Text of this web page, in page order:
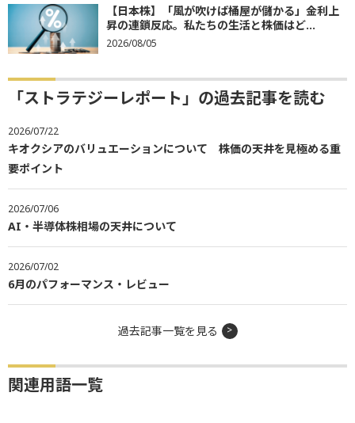
【日本株】「風が吹けば桶屋が儲かる」金利上
昇の連鎖反応。私たちの生活と株価はど...
2026/08/05
「ストラテジーレポート」の過去記事を読む
2026/07/22
キオクシアのバリュエーションについて 株価の天井を見極める重
要ポイント
2026/07/06
AI・半導体株相場の天井について
2026/07/02
6月のパフォーマンス・レビュー
過去記事一覧を見る
関連用語一覧